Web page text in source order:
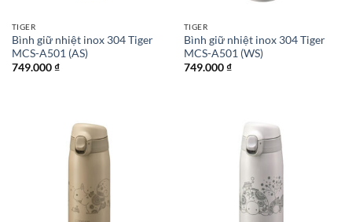
TIGER
Bình giữ nhiệt inox 304 Tiger
MCS-A501 (AS)
749.000₫
TIGER
Bình giữ nhiệt inox 304 Tiger
MCS-A501 (WS)
749.000₫